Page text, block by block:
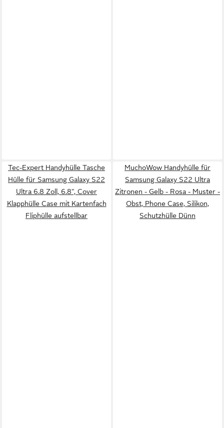
Tec-Expert Handyhülle Tasche
Hülle für Samsung Galaxy S22
Ultra 6.8 Zoll, 6.8", Cover
Klapphülle Case mit Kartenfach
Fliphülle aufstellbar
MuchoWow Handyhülle für
Samsung Galaxy S22 Ultra
Zitronen - Gelb - Rosa - Muster -
Obst, Phone Case, Silikon,
Schutzhülle Dünn